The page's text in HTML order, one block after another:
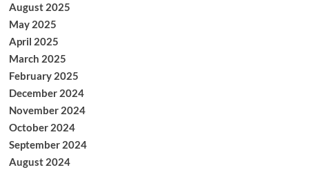
August 2025
May 2025
April 2025
March 2025
February 2025
December 2024
November 2024
October 2024
September 2024
August 2024